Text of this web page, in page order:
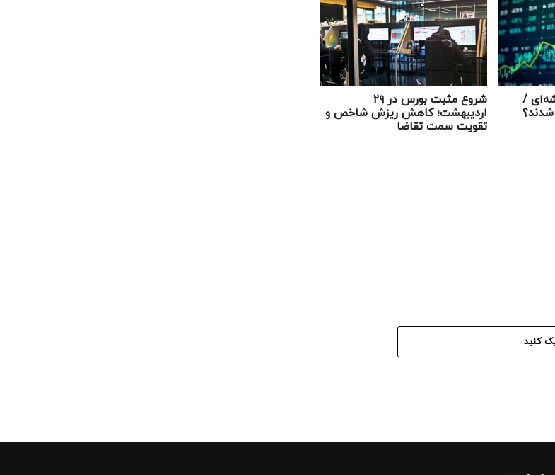
/
شدند؟
شروع مثبت بورس در ۲۹
اردیبهشت؛ کاهش ریزش شاخص و
تقویت سمت تقاضا
کنید